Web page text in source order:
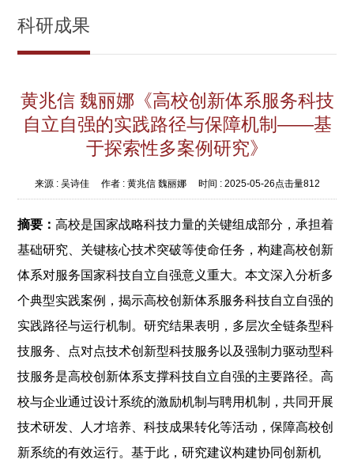
科研成果
黄兆信 魏丽娜《高校创新体系服务科技
自立自强的实践路径与保障机制——基
于探索性多案例研究》
来源 : 吴诗佳作者 : 黄兆信 魏丽娜时间 : 2025-05-26 点击量812
摘要：高校是国家战略科技力量的关键组成部分，承担着
基础研究、关键核心技术突破等使命任务，构建高校创新
体系对服务国家科技自立自强意义重大。本文深入分析多
个典型实践案例，揭示高校创新体系服务科技自立自强的
实践路径与运行机制。研究结果表明，多层次全链条型科
技服务、点对点技术创新型科技服务以及强制力驱动型科
技服务是高校创新体系支撑科技自立自强的主要路径。高
校与企业通过设计系统的激励机制与聘用机制，共同开展
技术研发、人才培养、科技成果转化等活动，保障高校创
新系统的有效运行。基于此，研究建议构建协同创新机